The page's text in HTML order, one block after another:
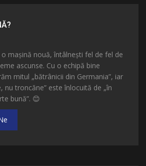
mașină nouă, întâlnești fel de fel de
ascunse. Cu o echipă bine
mitul „bătrânicii din Germania”, iar
nu troncăne” este înlocuită de „în
bună”. 😊